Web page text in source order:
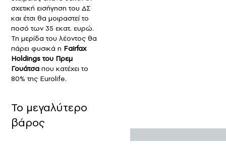
σχετική εισήγηση του ΔΣ
και έτσι θα μοιραστεί το
ποσό των 35 εκατ. ευρώ.
Τη μερίδα του λέοντος θα
πάρει φυσικά η Fairfax
Holdings του Πρεμ
Γουάτσα που κατέχει το
80% της Eurolife.
Το μεγαλύτερο
βάρος